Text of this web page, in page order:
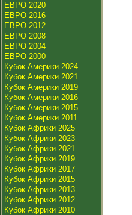
ЕВРО 2020
ЕВРО 2016
ЕВРО 2012
ЕВРО 2008
ЕВРО 2004
ЕВРО 2000
Кубок Америки 2024
Кубок Америки 2021
Кубок Америки 2019
Кубок Америки 2016
Кубок Америки 2015
Кубок Америки 2011
Кубок Африки 2025
Кубок Африки 2023
Кубок Африки 2021
Кубок Африки 2019
Кубок Африки 2017
Кубок Африки 2015
Кубок Африки 2013
Кубок Африки 2012
Кубок Африки 2010